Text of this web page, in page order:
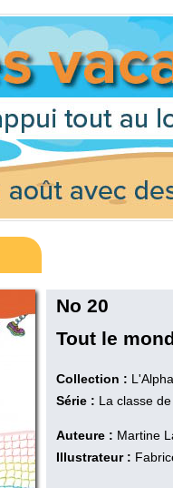
No 20
Tout le
Collection :
Série : La classe
Auteure : Martine
Illustrateur :